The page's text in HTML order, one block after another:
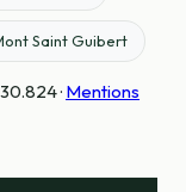
Saint Guibert
· Mentions